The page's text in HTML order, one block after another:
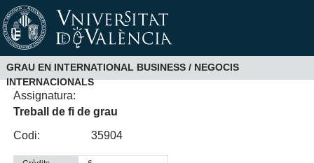
GRAU EN INTERNATIONAL BUSINESS / NEGOCIS
INTERNACIONALS
Assignatura:
Treball de fi de grau
Codi:
35904